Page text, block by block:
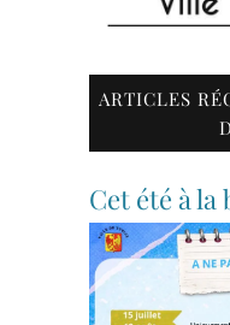
ARTICLES
Cet été à